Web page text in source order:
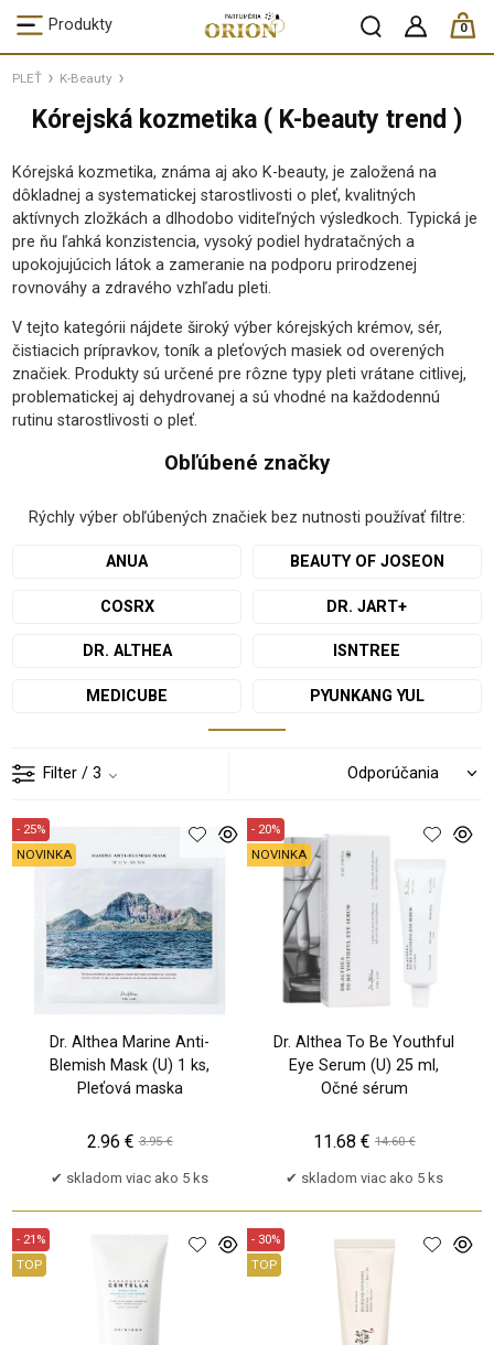
Produkty 0
ks /
PLEŤ K-Beauty
Kórejská kozmetika ( K-beauty trend )
Kórejská kozmetika, známa aj ako K-beauty, je založená na
dôkladnej a systematickej starostlivosti o pleť, kvalitných
aktívnych zložkách a dlhodobo viditeľných výsledkoch. Typická je
pre ňu ľahká konzistencia, vysoký podiel hydratačných a
upokojujúcich látok a zameranie na podporu prirodzenej
rovnováhy a zdravého vzhľadu pleti.
V tejto kategórii nájdete široký výber kórejských krémov, sér,
čistiacich prípravkov, toník a pleťových masiek od overených
značiek. Produkty sú určené pre rôzne typy pleti vrátane citlivej,
problematickej aj dehydrovanej a sú vhodné na každodennú
rutinu starostlivosti o pleť.
Obľúbené značky
Rýchly výber obľúbených značiek bez nutnosti používať filtre:
ANUA BEAUTY OF JOSEON
COSRX DR. JART+
DR. ALTHEA ISNTREE
MEDICUBE PYUNKANG YUL
Filter / 3
Dr. Althea Marine Anti-
Blemish Mask (U) 1 ks,
Pleťová maska
- 25%
NOVINKA
skladom viac ako 5 ks
2.96 € 3.95 €
Dr. Althea To Be Youthful
Eye Serum (U) 25 ml,
Očné sérum
- 20%
NOVINKA
skladom viac ako 5 ks
11.68 € 14.60 €
- 21%
TOP
- 30%
TOP